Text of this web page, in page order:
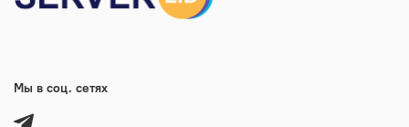
Мы в соц. сетях